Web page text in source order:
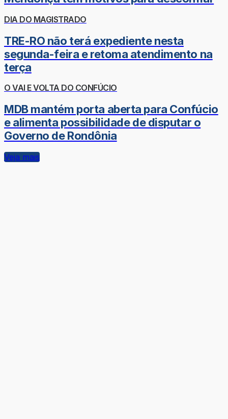
DIA DO MAGISTRADO
TRE-RO não terá expediente nesta
segunda-feira e retoma atendimento na
terça
O VAI E VOLTA DO CONFÚCIO
MDB mantém porta aberta para Confúcio
e alimenta possibilidade de disputar o
Governo de Rondônia
Veja mais